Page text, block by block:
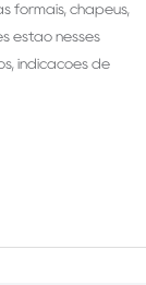
formais, chapéus,
estão nesses
indicações de